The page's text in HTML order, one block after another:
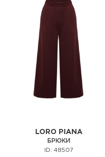
LORO PIANA
БРЮКИ
ID: 48507